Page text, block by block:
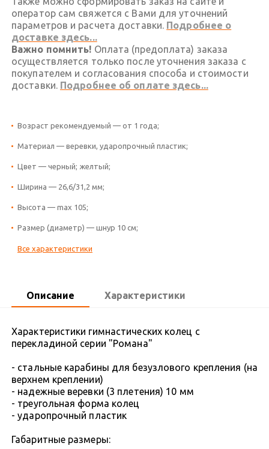
оператор сам свяжется с Вами для уточнений
параметров и расчета доставки. Подробнее о
доставке здесь...
Важно помнить! Оплата (предоплата) заказа
осуществляется только после уточнения заказа с
покупателем и согласования способа и стоимости
доставки. Подробнее об оплате здесь...
Возраст рекомендуемый — от 1 года;
Материал — веревки, ударопрочный пластик;
Цвет — черный; желтый;
Ширина — 26,6/31,2 мм;
Высота — max 105;
Размер (диаметр) — шнур 10 см;
Все характеристики
Описание Характеристики
Характеристики гимнастических колец с
перекладиной серии "Романа"
- стальные карабины для безузлового крепления (на
верхнем креплении)
- надежные веревки (3 плетения) 10 мм
- треугольная форма колец
- ударопрочный пластик
Габаритные размеры: